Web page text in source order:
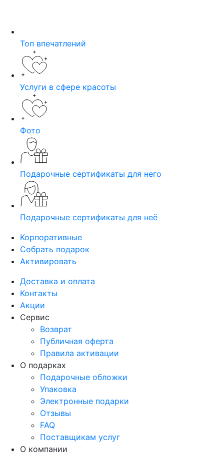
Топ впечатлений
Услуги в сфере красоты
Фото
Подарочные сертификаты для него
Подарочные сертификаты для неё
Корпоративные
Собрать подарок
Активировать
Доставка и оплата
Контакты
Акции
Сервис
Возврат
Публичная оферта
Правила активации
О подарках
Подарочные обложки
Упаковка
Электронные подарки
Отзывы
FAQ
Поставщикам услуг
О компании